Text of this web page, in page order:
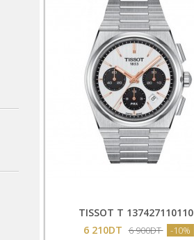
TISSOT T 1374271101100
6 210DT
6 900DT -10%